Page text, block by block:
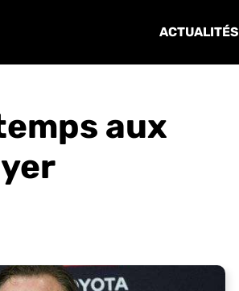
ACTUALITÉS
aux